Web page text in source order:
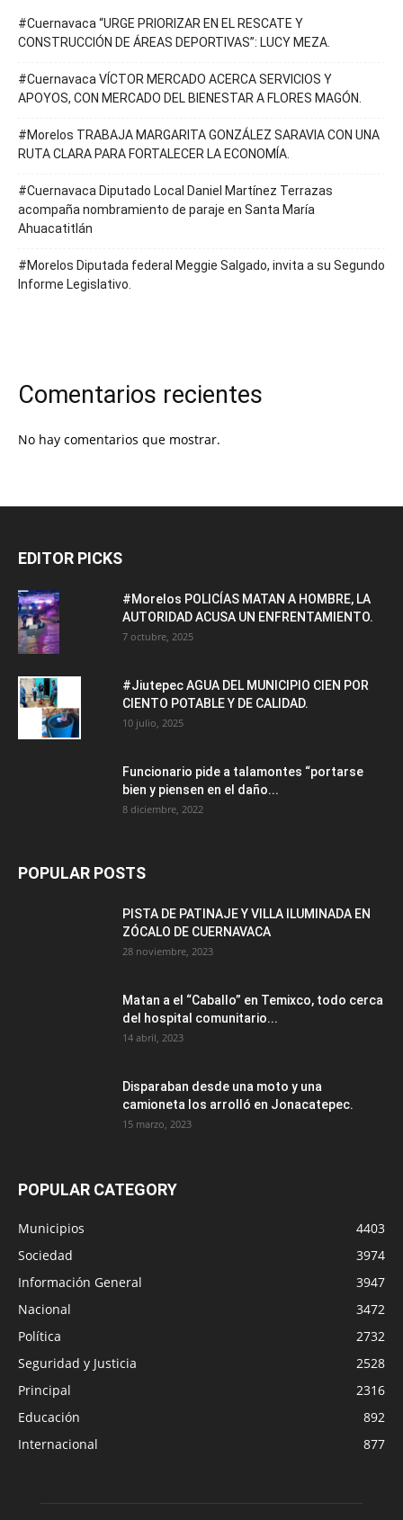
#Cuernavaca “URGE PRIORIZAR EN EL RESCATE Y
CONSTRUCCIÓN DE ÁREAS DEPORTIVAS”: LUCY MEZA.
#Cuernavaca VÍCTOR MERCADO ACERCA SERVICIOS Y
APOYOS, CON MERCADO DEL BIENESTAR A FLORES MAGÓN.
#Morelos TRABAJA MARGARITA GONZÁLEZ SARAVIA CON UNA
RUTA CLARA PARA FORTALECER LA ECONOMÍA.
#Cuernavaca Diputado Local Daniel Martínez Terrazas
acompaña nombramiento de paraje en Santa María
Ahuacatitlán
#Morelos Diputada federal Meggie Salgado, invita a su Segundo
Informe Legislativo.
Comentarios recientes
No hay comentarios que mostrar.
EDITOR PICKS
#Morelos POLICÍAS MATAN A HOMBRE, LA
AUTORIDAD ACUSA UN ENFRENTAMIENTO.
7 octubre, 2025
#Jiutepec AGUA DEL MUNICIPIO CIEN POR
CIENTO POTABLE Y DE CALIDAD.
10 julio, 2025
Funcionario pide a talamontes “portarse
bien y piensen en el daño...
8 diciembre, 2022
POPULAR POSTS
PISTA DE PATINAJE Y VILLA ILUMINADA EN
ZÓCALO DE CUERNAVACA
28 noviembre, 2023
Matan a el “Caballo” en Temixco, todo cerca
del hospital comunitario...
14 abril, 2023
Disparaban desde una moto y una
camioneta los arrolló en Jonacatepec.
15 marzo, 2023
POPULAR CATEGORY
Municipios
4403
Sociedad
3974
Información General
3947
Nacional
3472
Política
2732
Seguridad y Justicia
2528
Principal
2316
Educación
892
Internacional
877